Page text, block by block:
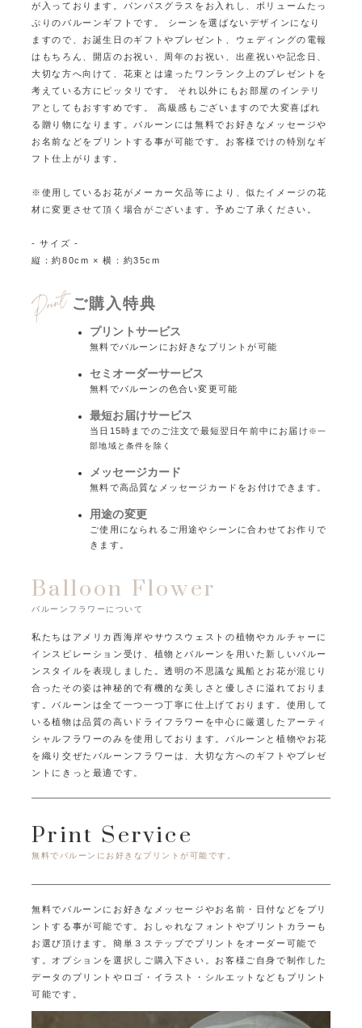
が入っております。
パンパスグラスをお入れし、ボリュームたっ
ぷりのバルーンギフトです。 シーンを選ばないデザインになり
ますので、お誕生日のギフトやプレゼント、ウェディングの電報
はもちろん、 開店のお祝い、周年のお祝い、出産祝いや記念日、
大切な方へ向けて、花束とは違ったワンランク上のプレゼントを
考えている方にピッタリです。
それ以外にもお部屋のインテリ
アとしてもおすすめです。
高級感もございますので大変喜ばれ
る贈り物になります。 バルーンには無料でお好きなメッセージや
お名前などをプリントする事が可能です。 お客様でけの特別なギ
フト仕上がります。
※使用しているお花がメーカー欠品等により、似たイメージの花
材に変更させて頂く場合がございます。予めご了承ください。
- サイズ -
縦：約80cm × 横：約35cm
ご購入特典
プリントサービス
無料でバルーンにお好きなプリントが可能
セミオーダーサービス
無料でバルーンの色合い変更可能
最短お届けサービス
当日15時までのご注文で最短翌日午前中にお届け ※一
部地域と条件を除く
メッセージカード
無料で高品質なメッセージカードをお付けできます。
用途の変更
ご使用になられるご用途やシーンに合わせてお作りで
きます。
Balloon Flower
バルーンフラワーについて
私たちはアメリカ西海岸やサウスウェストの植物やカルチャーに
インスピレーション受け、 植物とバルーンを用いた新しいバルー
ンスタイルを表現しました。透明の不思議な風船とお花が混じり
合ったその姿は神秘的で有機的な美しさと優しさに溢れておりま
す。 バルーンは全て一つ一つ丁寧に仕上げております。 使用して
いる植物は品質の高いドライフラワーを中心に 厳選したアーティ
シャルフラワーのみを使用しております。 バルーンと植物やお花
を織り交ぜたバルーンフラワーは、大切な方へのギフトやプレゼ
ントにきっと最適です。
Print Service
無料でバルーンにお好きなプリントが可能です。
無料でバルーンにお好きなメッセージやお名前・日付などをプリ
ントする事が可能です。 おしゃれなフォントやプリントカラーも
お選び頂けます。簡単３ステップでプリントをオーダー可能で
す。オプションを選択しご購入下さい。 お客様ご自身で制作した
データのプリントやロゴ・イラスト・シルエットなどもプリント
可能です。